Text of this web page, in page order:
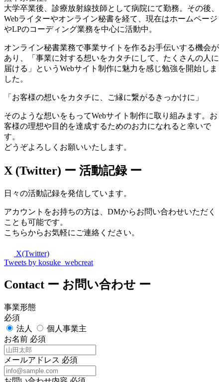
大学卒業後、診療放射線技師として病院にて勤務。その後、
Webライターやオンライン秘書を経て、現在はホームページ
やLPのコーディング業務を中心に活動中。
オンライン秘書業務で事業サイトを作るお手伝いする機会が
あり、「事業に対する想いをカタチにして、たくさんの人に
届ける」というWebサイト制作に魅力を感じ勉強を開始しま
した。
「お客様の想いをカタチに、ご縁に繋がるきっかけに」
そのような想いをもってWebサイト制作に取り組みます。お
客様の理想や目的を達成するためのお力になれると幸いで
す。
どうぞよろしくお願いいたします。
X (Twitter) ー 活動記録 ー
日々の活動記録を発信しています。
アカウントをお持ちの方は、DMからお問い合わせいただく
ことも可能です。
こちらからお気軽にご連絡ください。
X(Twitter)
Tweets by kosuke_webcreat
Contact ー お問い合わせ ー
事業形態
必須
法人
個人事業主
お名前 必須
メールアドレス 必須